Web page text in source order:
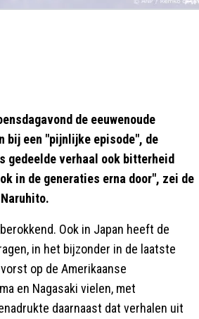
de eeuwenoude
bij een "pijnlijke episode", de
gedeelde verhaal ook bitterheid
in de generaties erna door", zei de
Ook in Japan heeft de
in het bijzonder in de laatste
op de Amerikaanse
en Nagasaki vielen, met
daarnaast dat verhalen uit